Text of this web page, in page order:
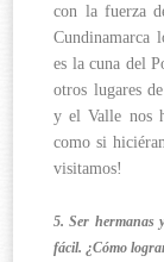
con la fuerza
Cundinamarca
es la cuna del
otros lugares
y el Valle nos
como si
visitamos!
5. Ser hermanas
fácil. ¿Cómo